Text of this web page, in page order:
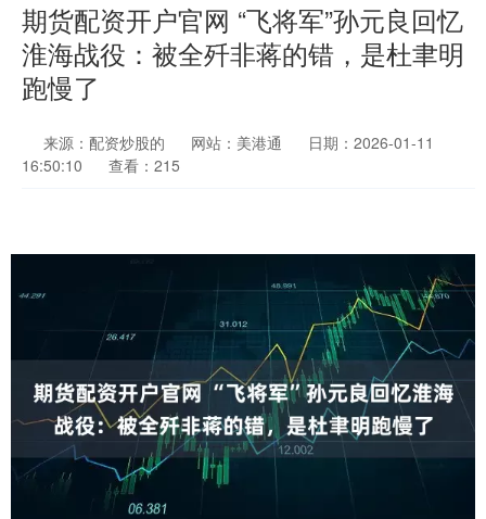
期货配资开户官网 “飞将军”孙元良回忆
淮海战役：被全歼非蒋的错，是杜聿明
跑慢了
来源：配资炒股的 网站：美港通
日期：2026-01-11
16:50:10
查看：215